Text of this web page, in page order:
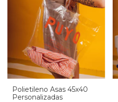
Polietileno Asas 45x40
Personalizadas